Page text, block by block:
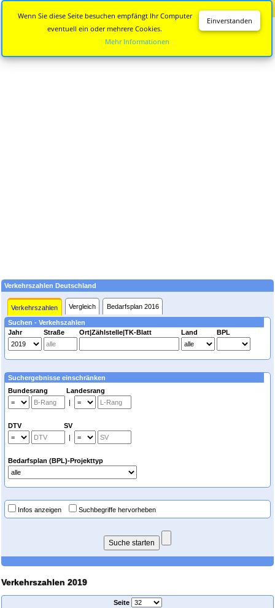
Verkehrszahlen Deutschland
Verkehrszahlen Vergleich Bedarfsplan 2016
Suchen - Verkehszahlen
Jahr
Straße Ort|Zählstelle|TK-Blatt Land BPL
Suchergebnisse einschränken
Bundesrang Landesrang
|
DTV SV
|
Bedarfsplan (BPL)-Projekttyp
Infos anzeigen Suchbegriffe hervorheben
Verkehrszahlen 2019
Seite
Einverstanden
Wenn Sie diese Seite besuchen empfängt Ihr Computer
eventuell ein oder mehrere Cookies.
Mehr Informationen